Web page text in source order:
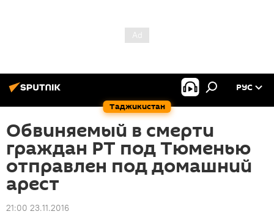
Таджикистан
РУС
Обвиняемый в смерти
граждан РТ под Тюменью
отправлен под домашний
арест
21:00 23.11.2016